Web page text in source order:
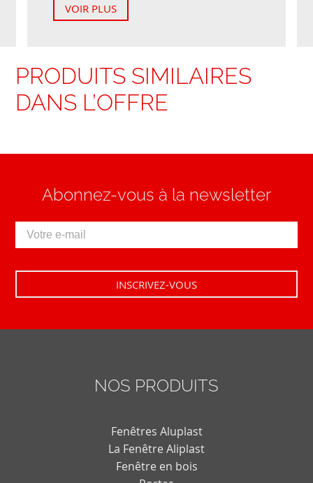
VOIR PLUS
PRODUITS SIMILAIRES
DANS L’OFFRE
Abonnez-vous à la newsletter
NOS PRODUITS
Fenêtres Aluplast
La Fenêtre Aliplast
Fenêtre en bois